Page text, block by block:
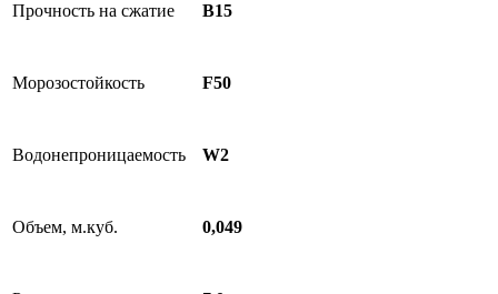
Прочность на сжатие B15
Морозостойкость F50
Водонепроницаемость W2
Объем, м.куб. 0,049